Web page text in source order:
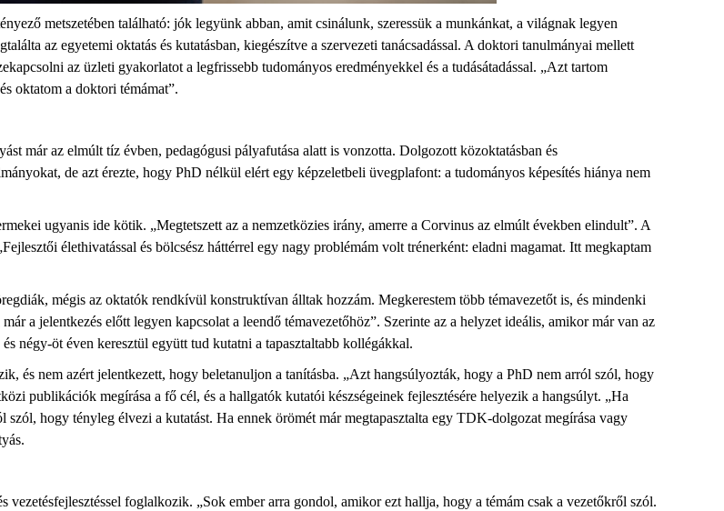
metszetében található: jók legyünk abban, amit csinálunk, szeressük a munkánkat, a világnak legyen
az egyetemi oktatás és kutatásban, kiegészítve a szervezeti tanácsadással. A doktori tanulmányai mellett
az üzleti gyakorlatot a legfrissebb tudományos eredményekkel és a tudásátadással. „Azt tartom
oktatom a doktori témámat”.
már az elmúlt tíz évben, pedagógusi pályafutása alatt is vonzotta. Dolgozott közoktatásban és
de azt érezte, hogy PhD nélkül elért egy képzeletbeli üvegplafont: a tudományos képesítés hiánya nem
ugyanis ide kötik. „Megtetszett az a nemzetközies irány, amerre a Corvinus az elmúlt években elindult”. A
élethivatással és bölcsész háttérrel egy nagy problémám volt trénerként: eladni magamat. Itt megkaptam
mégis az oktatók rendkívül konstruktívan álltak hozzám. Megkerestem több témavezetőt is, és mindenki
a jelentkezés előtt legyen kapcsolat a leendő témavezetőhöz”. Szerinte az a helyzet ideális, amikor már van az
négy-öt éven keresztül együtt tud kutatni a tapasztaltabb kollégákkal.
és nem azért jelentkezett, hogy beletanuljon a tanításba. „Azt hangsúlyozták, hogy a PhD nem arról szól, hogy
publikációk megírása a fő cél, és a hallgatók kutatói készségeinek fejlesztésére helyezik a hangsúlyt. „Ha
hogy tényleg élvezi a kutatást. Ha ennek örömét már megtapasztalta egy TDK-dolgozat megírása vagy
vezetésfejlesztéssel foglalkozik. „Sok ember arra gondol, amikor ezt hallja, hogy a témám csak a vezetőkről szól.